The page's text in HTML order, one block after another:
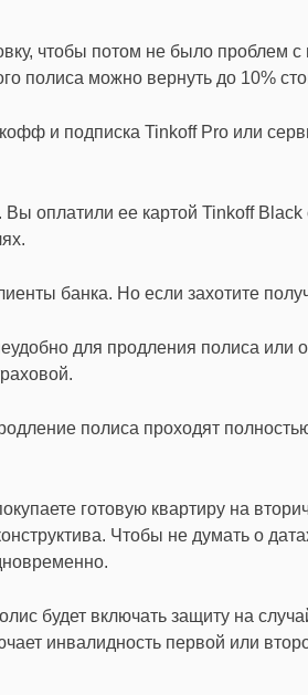
чтобы потом не было проблем
полиса можно вернуть до 10%
и подписка Tinkoff Pro или
оплатили ее картой Tinkoff
банка. Но если захотите
для продления полиса или
полиса проходят
готовую квартиру на
Чтобы не думать о
будет включать защиту на
инвалидность первой или